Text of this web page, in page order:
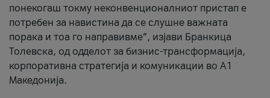
понекогаш токму неконвенционалниот пристап е
потребен за навистина да се слушне важната
порака и тоа го направивме”, изјави Бранкица
Толевска, од одделот за бизнис-трансформација,
корпоративна стратегија и комуникации во А1
Македонија.